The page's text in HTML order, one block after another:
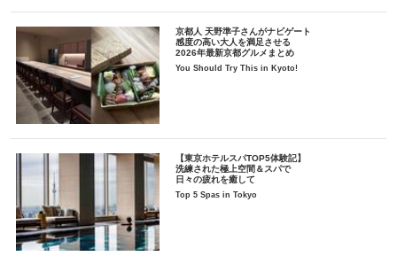
京都人 天野準子さんがナビゲート
感度の高い大人を満足させる
2026年最新京都グルメまとめ
You Should Try This in Kyoto!
【東京ホテルスパTOP5体験記】
洗練された極上空間＆スパで
日々の疲れを癒して
Top 5 Spas in Tokyo